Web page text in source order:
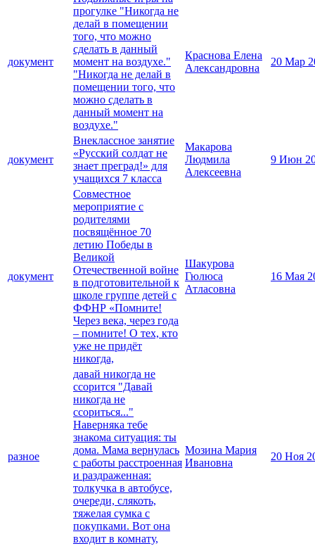
документ
прогулке "Никогда не
делай в помещении
того, что можно
сделать в данный
момент на воздухе."
"Никогда не делай в
помещении того, что
можно сделать в
данный момент на
воздухе."
Краснова Елена
Александровна
20 Мар
документ
Внеклассное занятие
«Русский солдат не
знает преград!» для
учащихся 7 класса
Макарова
Людмила
Алексеевна
9 Июн
документ
Совместное
мероприятие с
родителями
посвящённое 70
летию Победы в
Великой
Отечественной войне
в подготовительной к
школе группе детей с
ФФНР «Помните!
Через века, через года
– помните! О тех, кто
уже не придёт
никогда,
Шакурова
Гюлюса
Атласовна
16 Мая
разное
давай никогда не
ссорится "Давай
никогда не
ссориться..."
Наверняка тебе
знакома ситуация: ты
дома. Мама вернулась
с работы расстроенная
и раздраженная:
толкучка в автобусе,
очереди, слякоть,
тяжелая сумка с
покупками. Вот она
входит в комнату,
Мозина Мария
Ивановна
20 Ноя